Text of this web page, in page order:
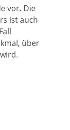
vor. Die
ist auch
über